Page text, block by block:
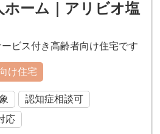
ホーム｜アリビオ塩
ビス付き高齢者向け住宅です
け住宅
認知症相談可
応